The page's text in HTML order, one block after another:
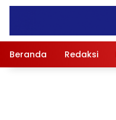
Langsung
Beranda Redaksi